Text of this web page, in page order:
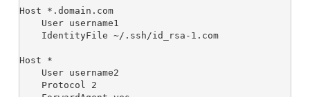
Host *.domain.com
Host *